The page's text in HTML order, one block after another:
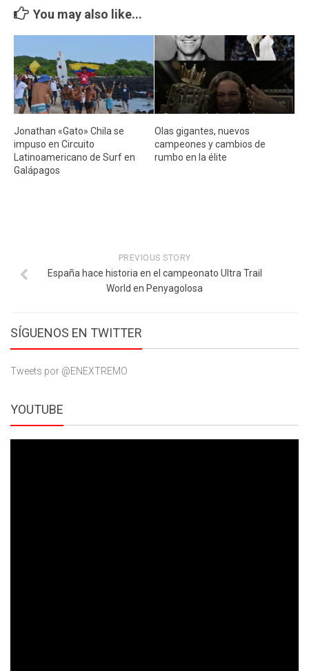
Cambio Climático
Contacto
You may also like...
Jonathan «Gato» Chila se
impuso en Circuito
Latinoamericano de Surf en
Galápagos
Olas gigantes, nuevos
campeones y cambios de
rumbo en la élite
PREVIOUS STORY
España hace historia en el campeonato Ultra Trail
World en Penyagolosa
SÍGUENOS EN TWITTER
Tweets por @ENEXTREMO
YOUTUBE